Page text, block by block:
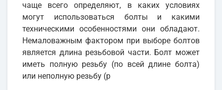
чаще всего определяют, в каких условиях
могут использоваться болты и какими
техническими особенностями они обладают.
Немаловажным фактором при выборе болтов
является длина резьбовой части. Болт может
иметь полную резьбу (по всей длине болта)
или неполную резьбу (р